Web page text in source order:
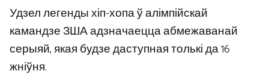
Удзел легенды хіп-хопа ў алімпійскай
камандзе ЗША адзначаецца абмежаванай
серыяй, якая будзе даступная толькі да 16
жніўня.